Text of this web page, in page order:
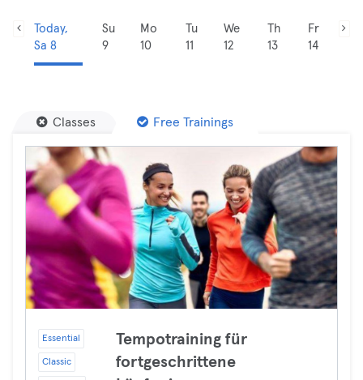
Today,
Sa 8
Su
9
Mo
10
Tu
11
We
12
Th
13
Fr
14
Classes Free Trainings
Essential
Classic
Tempotraining für
fortgeschrittene